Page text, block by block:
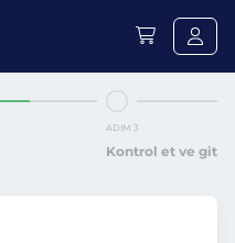
ADIM 3
Kontrol et ve git